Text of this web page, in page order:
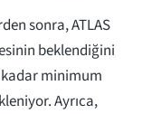
sonra, ATLAS
beklendiğini
kadar minimum
Ayrıca,